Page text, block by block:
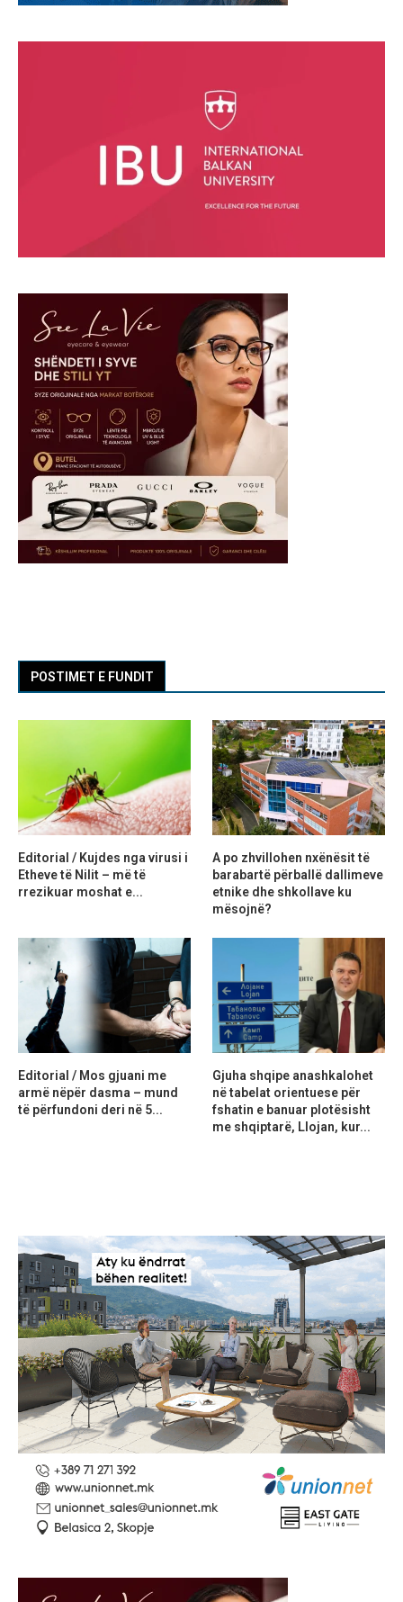
POSTIMET E FUNDIT
Editorial / Kujdes nga virusi i
Etheve të Nilit – më të
rrezikuar moshat e...
A po zhvillohen nxënësit të
barabartë përballë dallimeve
etnike dhe shkollave ku
mësojnë?
Editorial / Mos gjuani me
armë nëpër dasma – mund
të përfundoni deri në 5...
Gjuha shqipe anashkalohet
në tabelat orientuese për
fshatin e banuar plotësisht
me shqiptarë, Llojan, kur...